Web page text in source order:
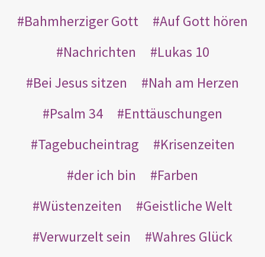
Bahmherziger Gott
Auf Gott hören
Nachrichten
Lukas 10
Bei Jesus sitzen
Nah am Herzen
Psalm 34
Enttäuschungen
Tagebucheintrag
Krisenzeiten
der ich bin
Farben
Wüstenzeiten
Geistliche Welt
Verwurzelt sein
Wahres Glück